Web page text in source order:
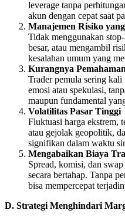
leverage tanpa
akun dengan cepat saat
Manajemen Risiko
Tidak menggunakan
besar, atau mengambil
kesalahan umum yang
Kurangnya
Trader pemula sering kali
emosi atau spekulasi,
maupun fundamental
Volatilitas Pasar Tinggi
Fluktuasi harga ekstrem,
atau gejolak geopolitik,
signifikan dalam waktu
Mengabaikan Biaya
Spread, komisi, dan
secara bertahap. Tanpa
bisa mempercepat
D. Strategi Menghindari